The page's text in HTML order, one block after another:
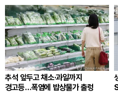
추석 앞두고 채소·과일까지
경고등…폭염에 밥상물가 출렁